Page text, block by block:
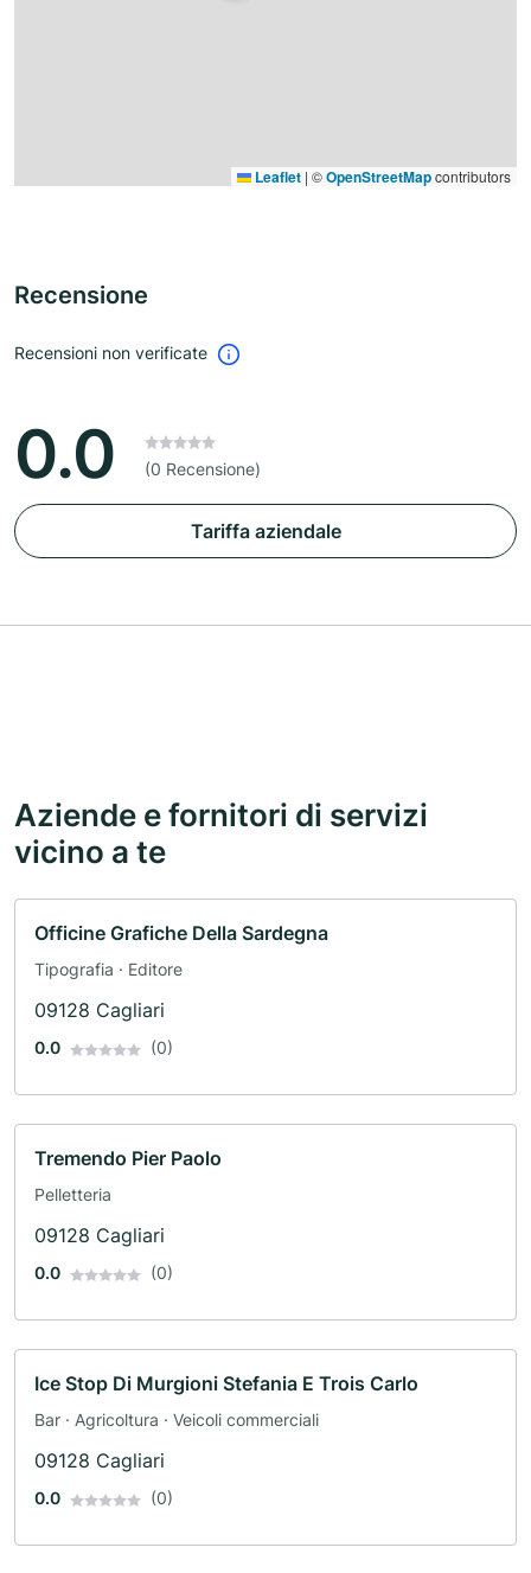
Leaflet | ©OpenStreetMapcontributors
Recensione
Recensioni non verificate
0.0 (0 Recensione)
Tariffa aziendale
Aziende e fornitori di servizi
vicino a te
Officine Grafiche Della Sardegna
Tipografia · Editore
09128 Cagliari
0.0 (0)
Tremendo Pier Paolo
Pelletteria
09128 Cagliari
0.0 (0)
Ice Stop Di Murgioni Stefania E Trois Carlo
Bar · Agricoltura · Veicoli commerciali
09128 Cagliari
0.0 (0)